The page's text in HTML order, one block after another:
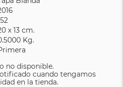
x 13 cm.
Kg.
no disponible.
cuando tengamos
en la tienda.